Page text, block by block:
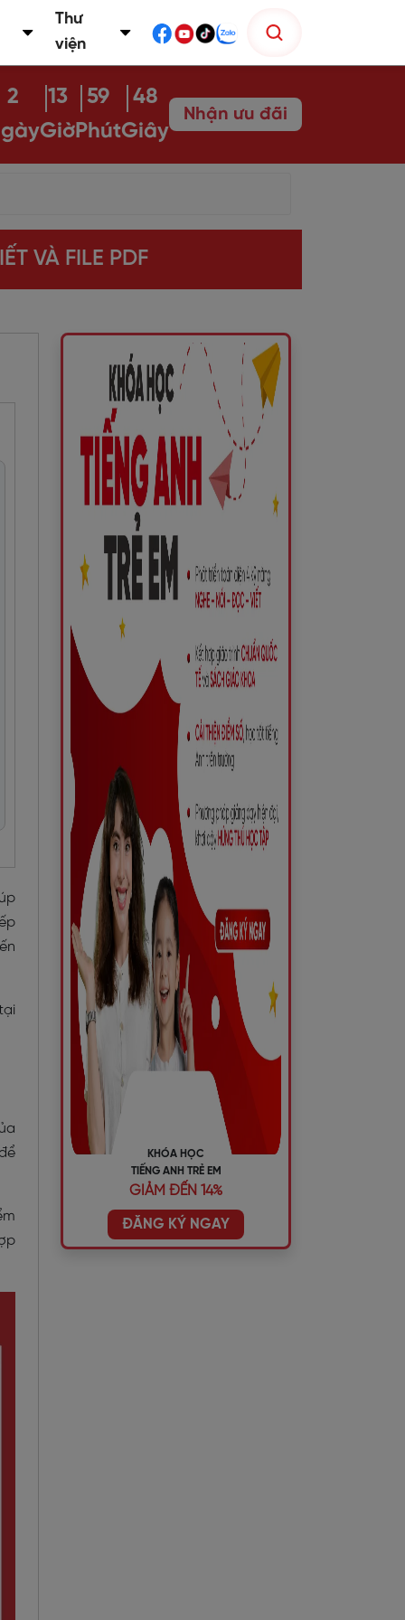
Thư
viện
2
13
Giờ
59
Phút
47
Giây
Nhận ưu đãi
VÀ FILE PDF
KHÓA HỌC
TIẾNG ANH TRẺ EM
GIẢM ĐẾN 14%
ĐĂNG KÝ NGAY